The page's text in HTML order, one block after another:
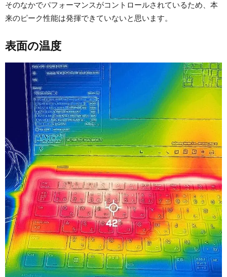
そのなかでパフォーマンスがコントロールされているため、本
来のピーク性能は発揮できていないと思います。
表面の温度